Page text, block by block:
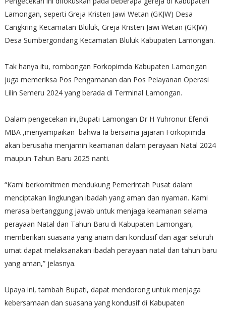
Lamongan, seperti Greja Kristen Jawi Wetan (GKJW) Desa
Cangkring Kecamatan Bluluk, Greja Kristen Jawi Wetan (GKJW)
Desa Sumbergondang Kecamatan Bluluk Kabupaten Lamongan.
Tak hanya itu, rombongan Forkopimda Kabupaten Lamongan
juga memeriksa Pos Pengamanan dan Pos Pelayanan Operasi
Lilin Semeru 2024 yang berada di Terminal Lamongan.
Dalam pengecekan ini,Bupati Lamongan Dr H Yuhronur Efendi
MBA ,menyampaikan bahwa Ia bersama jajaran Forkopimda
akan berusaha menjamin keamanan dalam perayaan Natal 2024
maupun Tahun Baru 2025 nanti.
“Kami berkomitmen mendukung Pemerintah Pusat dalam
menciptakan lingkungan ibadah yang aman dan nyaman. Kami
merasa bertanggung jawab untuk menjaga keamanan selama
perayaan Natal dan Tahun Baru di Kabupaten Lamongan,
memberikan suasana yang anam dan kondusif dan agar seluruh
umat dapat melaksanakan ibadah perayaan natal dan tahun baru
yang aman,” jelasnya.
Upaya ini, tambah Bupati, dapat mendorong untuk menjaga
kebersamaan dan suasana yang kondusif di Kabupaten